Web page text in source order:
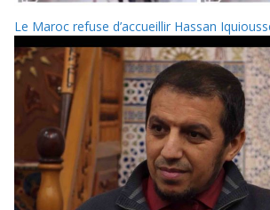
Le Maroc refuse d’accueillir Hassan